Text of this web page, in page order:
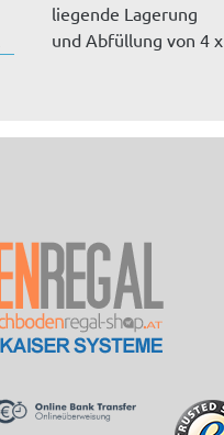
liegende Lagerung
und Abfüllung von 4 x